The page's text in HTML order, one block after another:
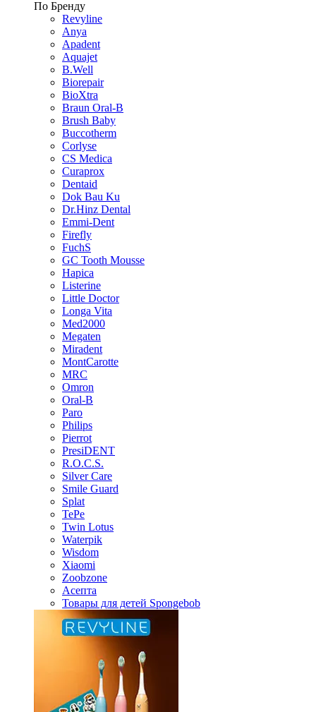
По Бренду
Revyline
Anya
Apadent
Aquajet
B.Well
Biorepair
BioXtra
Braun Oral-B
Brush Baby
Buccotherm
Corlyse
CS Medica
Curaprox
Dentaid
Dok Bau Ku
Dr.Hinz Dental
Emmi-Dent
Firefly
FuchS
GC Tooth Mousse
Hapica
Listerine
Little Doctor
Longa Vita
Med2000
Megaten
Miradent
MontCarotte
MRC
Omron
Oral-B
Paro
Philips
Pierrot
PresiDENT
R.O.C.S.
Silver Care
Smile Guard
Splat
TePe
Twin Lotus
Waterpik
Wisdom
Xiaomi
Zoobzone
Асепта
Товары для детей Spongebob